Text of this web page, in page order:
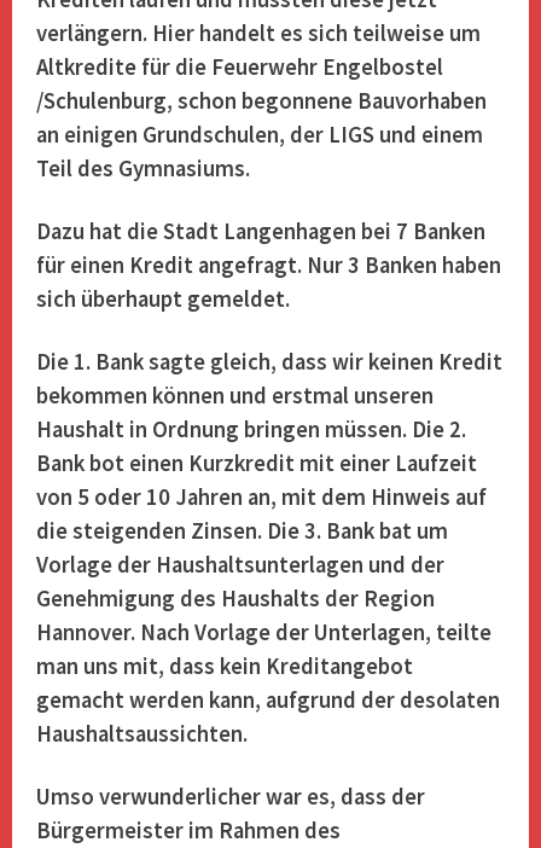
verlängern. Hier handelt es sich teilweise um
Altkredite für die Feuerwehr Engelbostel
/Schulenburg, schon begonnene Bauvorhaben
an einigen Grundschulen, der LIGS und einem
Teil des Gymnasiums.
Dazu hat die Stadt Langenhagen bei 7 Banken
für einen Kredit angefragt. Nur 3 Banken haben
sich überhaupt gemeldet.
Die 1. Bank sagte gleich, dass wir keinen Kredit
bekommen können und erstmal unseren
Haushalt in Ordnung bringen müssen. Die 2.
Bank bot einen Kurzkredit mit einer Laufzeit
von 5 oder 10 Jahren an, mit dem Hinweis auf
die steigenden Zinsen. Die 3. Bank bat um
Vorlage der Haushaltsunterlagen und der
Genehmigung des Haushalts der Region
Hannover. Nach Vorlage der Unterlagen, teilte
man uns mit, dass kein Kreditangebot
gemacht werden kann, aufgrund der desolaten
Haushaltsaussichten.
Umso verwunderlicher war es, dass der
Bürgermeister im Rahmen des